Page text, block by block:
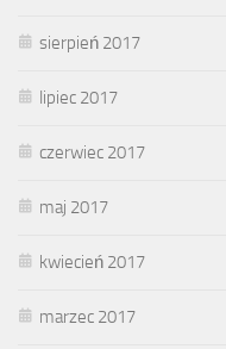
sierpień 2017
lipiec 2017
czerwiec 2017
maj 2017
kwiecień 2017
marzec 2017